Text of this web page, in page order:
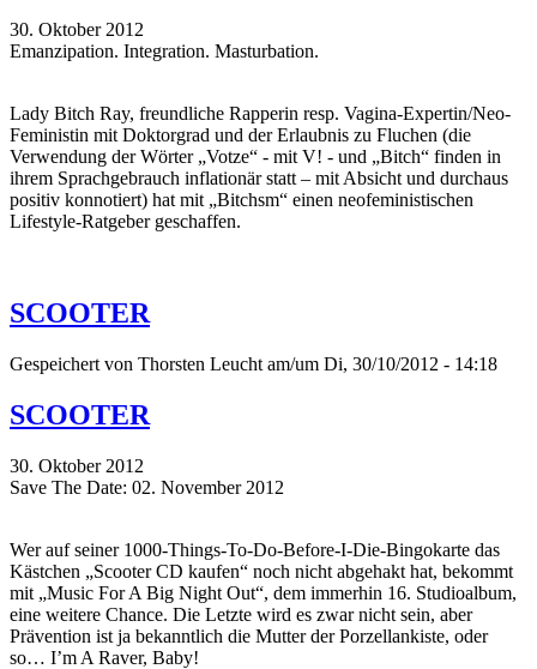
30. Oktober 2012
Emanzipation. Integration. Masturbation.
Lady Bitch Ray, freundliche Rapperin resp. Vagina-Expertin/Neo-
Feministin mit Doktorgrad und der Erlaubnis zu Fluchen (die
Verwendung der Wörter „Votze“ - mit V! - und „Bitch“ finden in
ihrem Sprachgebrauch inflationär statt – mit Absicht und durchaus
positiv konnotiert) hat mit „Bitchsm“ einen neofeministischen
Lifestyle-Ratgeber geschaffen.
SCOOTER
Gespeichert von Thorsten Leucht am/um Di, 30/10/2012 - 14:18
SCOOTER
30. Oktober 2012
Save The Date: 02. November 2012
Wer auf seiner 1000-Things-To-Do-Before-I-Die-Bingokarte das
Kästchen „Scooter CD kaufen“ noch nicht abgehakt hat, bekommt
mit „Music For A Big Night Out“, dem immerhin 16. Studioalbum,
eine weitere Chance. Die Letzte wird es zwar nicht sein, aber
Prävention ist ja bekanntlich die Mutter der Porzellankiste, oder
so… I’m A Raver, Baby!